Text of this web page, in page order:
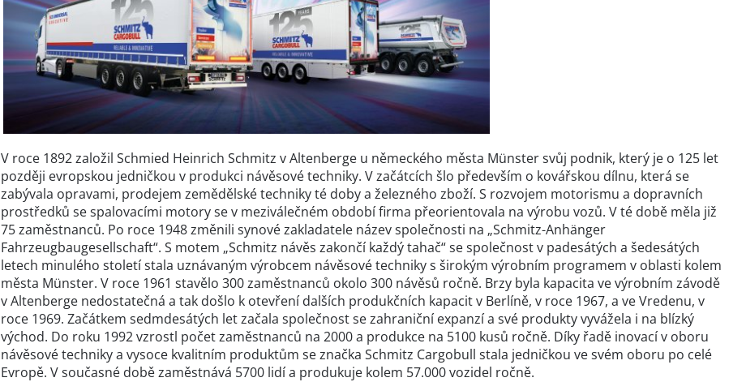
V roce 1892 založil Schmied Heinrich Schmitz v Altenberge u německého města Münster svůj podnik, který je o 125 let
později evropskou jedničkou v produkci návěsové techniky. V začátcích šlo především o kovářskou dílnu, která se
zabývala opravami, prodejem zemědělské techniky té doby a železného zboží. S rozvojem motorismu a dopravních
prostředků se spalovacími motory se v meziválečném období firma přeorientovala na výrobu vozů. V té době měla již
75 zaměstnanců. Po roce 1948 změnili synové zakladatele název společnosti na „Schmitz-Anhänger
Fahrzeugbaugesellschaft“. S motem „Schmitz návěs zakončí každý tahač“ se společnost v padesátých a šedesátých
letech minulého století stala uznávaným výrobcem návěsové techniky s širokým výrobním programem v oblasti kolem
města Münster. V roce 1961 stavělo 300 zaměstnanců okolo 300 návěsů ročně. Brzy byla kapacita ve výrobním závodě
v Altenberge nedostatečná a tak došlo k otevření dalších produkčních kapacit v Berlíně, v roce 1967, a ve Vredenu, v
roce 1969. Začátkem sedmdesátých let začala společnost se zahraniční expanzí a své produkty vyvážela i na blízký
východ. Do roku 1992 vzrostl počet zaměstnanců na 2000 a produkce na 5100 kusů ročně. Díky řadě inovací v oboru
návěsové techniky a vysoce kvalitním produktům se značka Schmitz Cargobull stala jedničkou ve svém oboru po celé
Evropě. V současné době zaměstnává 5700 lidí a produkuje kolem 57.000 vozidel ročně.